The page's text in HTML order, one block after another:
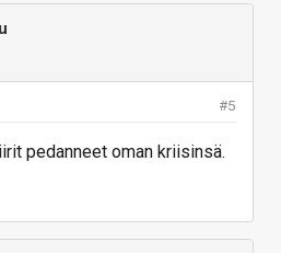
#5
pedanneet oman kriisinsä.